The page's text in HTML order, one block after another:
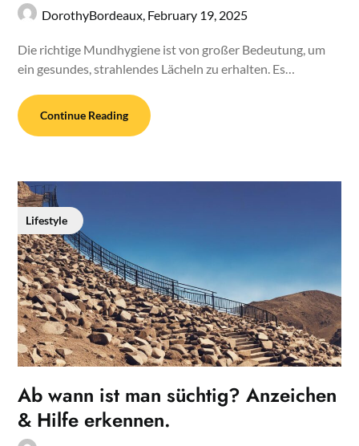
DorothyBordeaux, February 19, 2025
Die richtige Mundhygiene ist von großer Bedeutung, um
ein gesundes, strahlendes Lächeln zu erhalten. Es…
Continue Reading
Lifestyle
Ab wann ist man süchtig? Anzeichen
& Hilfe erkennen.